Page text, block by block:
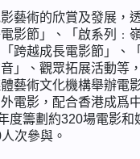
藝術的欣賞及發展，
影節」、「啟系列﹕
跨越成長電影節」、
」、觀眾拓展活動等
藝術文化機構舉辦電
電影，配合香港成爲
度籌劃約320場電影和
次參與。